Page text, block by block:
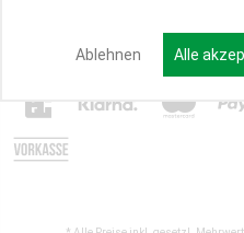
Ablehnen Alle